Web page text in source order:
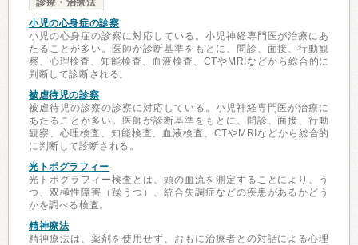
診療・治療法
小児の心身症の診察
小児の心身症の診察に対応している。小児神経専門医が治療にあ
たることが多い。医師が診断基準をもとに、問診、面接、行動観
察、心理検査、知能検査、血液検査、CTやMRIなどから総合的に
判断して診断される。
被虐待児の診察
被虐待児の診察の診察に対応している。小児神経専門医が治療に
あたることが多い。医師が診断基準をもとに、問診、面接、行動
観察、心理検査、知能検査、血液検査、CTやMRIなどから総合的
に判断して診断される。
光トポグラフィー
光トポグラフィー検査とは、頭の血流を測定することにより、う
つ、双極性障害（躁うつ）、統合失調症などの疾患があるかどう
かを調べる検査。
精神療法
精神療法は、薬剤を使用せず、おもに治療者との対話による心理